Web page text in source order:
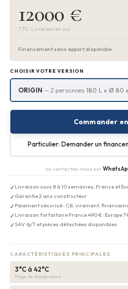
12000 €
TTC · Livraison en sus
Financement sans apport disponible
CHOISIR VOTRE VERSION
ORIGIN — 2 personnes· 180 L x Ø 80
Commander
Particulier: Demander un
ou contactez-nous sur
✓ Livraison sous 8 à 10 semaines, France et
✓ Garantie 2 ans constructeur
✓ Paiement sécurisé : CB, virement,
✓ Livraison forfaitaire France 490 € · Europe
✓SAV 6j/7 et pièces détachées disponibles
CARACTÉRISTIQUES PRINCIPALES
3°C à 42°C
Plage de température